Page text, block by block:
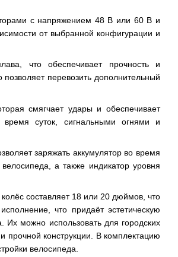
с напряжением 48 В или 60 В и
от выбранной конфигурации и
что обеспечивает прочность и
позволяет перевозить дополнительный
смягчает удары и обеспечивает
суток, сигнальными огнями и
заряжать аккумулятор во время
а также индикатор уровня
составляет 18 или 20 дюймов, что
что придаёт эстетическую
Их можно использовать для городских
прочной конструкции. В комплектацию
велосипеда.